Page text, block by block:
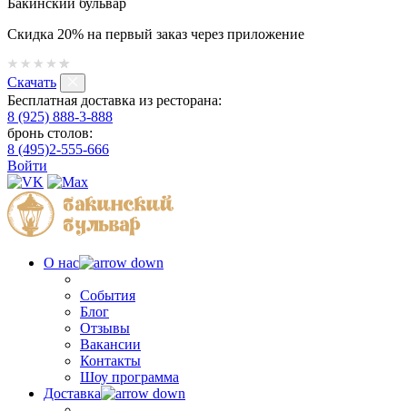
Бакинский бульвар
Скидка 20% на первый заказ через приложение
Скачать
Бесплатная доставка из ресторана:
8 (925) 888-3-888
бронь столов:
8 (495)2-555-666
Войти
О нас
События
Блог
Отзывы
Вакансии
Контакты
Шоу программа
Доставка